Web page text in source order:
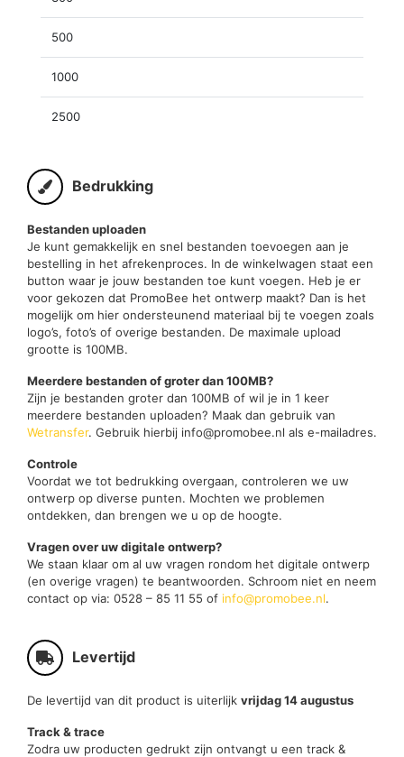
500
1000
2500
Bedrukking
Bestanden uploaden
Je kunt gemakkelijk en snel bestanden toevoegen aan je
bestelling in het afrekenproces. In de winkelwagen staat een
button waar je jouw bestanden toe kunt voegen. Heb je er
voor gekozen dat PromoBee het ontwerp maakt? Dan is het
mogelijk om hier ondersteunend materiaal bij te voegen zoals
logo’s, foto’s of overige bestanden. De maximale upload
grootte is 100MB.
Meerdere bestanden of groter dan 100MB?
Zijn je bestanden groter dan 100MB of wil je in 1 keer
meerdere bestanden uploaden? Maak dan gebruik van
Wetransfer. Gebruik hierbij info@promobee.nl als e-mailadres.
Controle
Voordat we tot bedrukking overgaan, controleren we uw
ontwerp op diverse punten. Mochten we problemen
ontdekken, dan brengen we u op de hoogte.
Vragen over uw digitale ontwerp?
We staan klaar om al uw vragen rondom het digitale ontwerp
(en overige vragen) te beantwoorden. Schroom niet en neem
contact op via: 0528 – 85 11 55 of info@promobee.nl.
Levertijd
De levertijd van dit product is uiterlijk vrijdag 14 augustus
Track & trace
Zodra uw producten gedrukt zijn ontvangt u een track &